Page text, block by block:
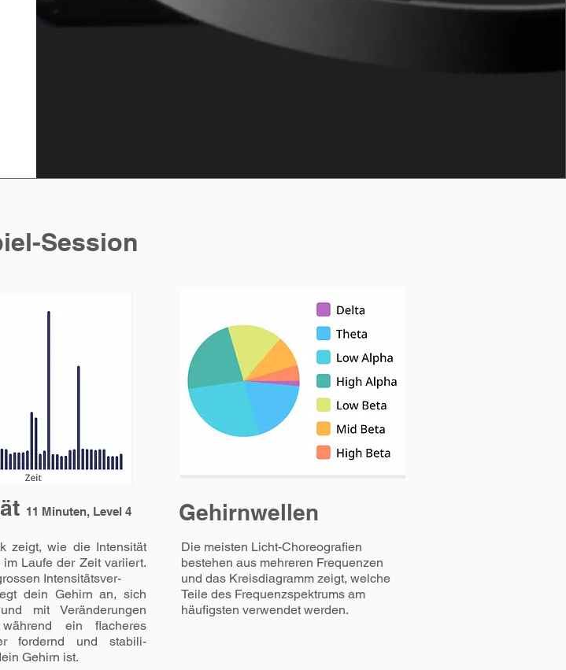
Session
11 Minuten, Level 4
zeigt, wie die Intensität
Laufe der Zeit variiert.
Intensitätsver-
dein Gehirn an, sich
mit Veränderungen
während ein flacheres
fordernd und stabili-
Gehirn ist.
Gehirnwellen
Die meisten Licht-Choreografien
bestehen aus mehreren Frequenzen
und das Kreisdiagramm zeigt, welche
Teile des Frequenzspektrums am
häufigsten verwendet werden.